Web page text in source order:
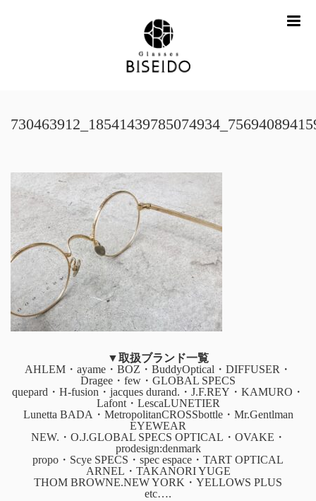
▼取扱ブランド一覧
AHLEM・ayame・BOZ・BuddyOptical・DIFFUSER・
Dragee・few・GLOBAL SPECS
quepard・H-fusion・jacques durand.・J.F.REY・KAMURO・
Lafont・LescaLUNETIER
Lunetta BADA・MetropolitanCROSSbottle・Mr.Gentlman
EYEWEAR
NEW.・O.J.GLOBAL SPECS OPTICAL・OVAKE・
prodesign:denmark
propo・Scye SPECS・spec espace・TART OPTICAL
ARNEL・TAKANORI YUGE
THOM BROWNE.NEW YORK・YELLOWS PLUS
etc….